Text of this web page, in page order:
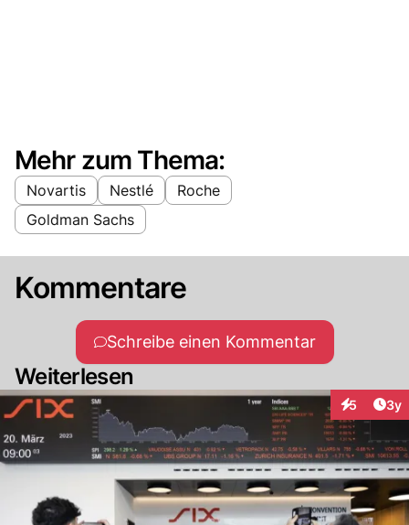
Mehr zum Thema:
Novartis Nestlé
Roche
Goldman Sachs
Kommentare
Schreibe einen Kommentar
Weiterlesen
5 3y